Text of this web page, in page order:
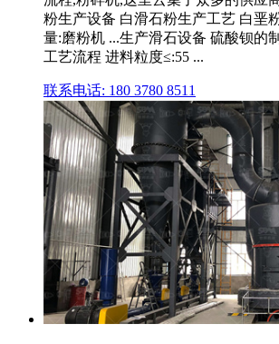
粉生产设备 白滑石粉生产工艺 白垩
量:磨粉机 ...生产滑石设备 硫酸钡的
工艺流程 进料粒度≤:55 ...
联系电话: 180 3780 8511